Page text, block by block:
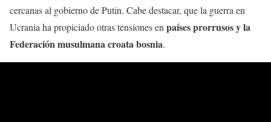
cercanas al gobierno de Putin. Cabe destacar, que la guerra en
Ucrania ha propiciado otras tensiones en países prorrusos y la
Federación musulmana croata bosnia.